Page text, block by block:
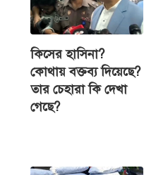
কিসের হাসিনা?
কোথায় বক্তব্য দিয়েছে?
তার চেহারা কি দেখা
গেছে?